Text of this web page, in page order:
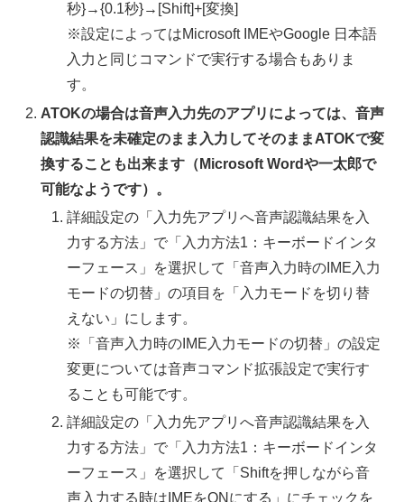
秒}→{0.1秒}→[Shift]+[変換]
※設定によってはMicrosoft IMEやGoogle 日本語
入力と同じコマンドで実行する場合もありま
す。
ATOKの場合は音声入力先のアプリによっては、音声
認識結果を未確定のまま入力してそのままATOKで変
換することも出来ます（Microsoft Wordや一太郎で
可能なようです）。
詳細設定の「入力先アプリへ音声認識結果を入
力する方法」で「入力方法1：キーボードインタ
ーフェース」を選択して「音声入力時のIME入力
モードの切替」の項目を「入力モードを切り替
えない」にします。
※「音声入力時のIME入力モードの切替」の設定
変更については音声コマンド拡張設定で実行す
ることも可能です。
詳細設定の「入力先アプリへ音声認識結果を入
力する方法」で「入力方法1：キーボードインタ
ーフェース」を選択して「Shiftを押しながら音
声入力する時はIMEをONにする」にチェックを